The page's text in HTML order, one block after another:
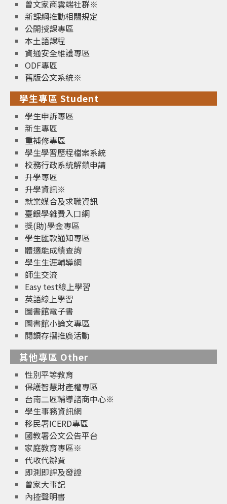
曾文家商雲端社群※
新課綱推動相關規定
公開授課專區
本土語課程
資通安全維護專區
ODF專區
舊版公文系統※
學生專區 Student
學生申訴專區
新生專區
重補修專區
學生學習歷程檔案系統
校務行政系統解鎖申請
升學專區
升學資訊※
就業媒合及求職資訊
臺銀學雜費入口網
獎(助)學金專區
學生匯款通知專區
體適能成績查詢
學生生涯輔導網
師生交流
Easy test線上學習
英語線上學習
圖書館電子書
圖書館小論文專區
閱讀存摺推廣活動
其他專區 Other
性別平等教育
保護智慧財產權專區
台南二區輔導諮商中心※
學生事務資訊網
移民署ICERD專區
國教署公文公告平台
家庭教育專區※
代收代辦費
即測即評及發證
曾家大事記
內控聲明書